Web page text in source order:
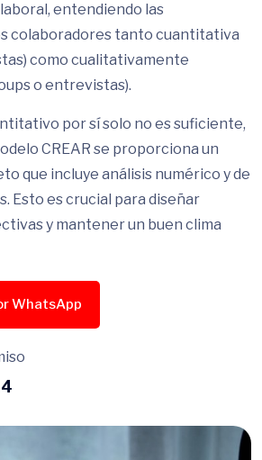
entendiendo las
colaboradores tanto cuantitativa
como cualitativamente
o entrevistas).
por sí solo no es suficiente,
CREAR se proporciona un
que incluye análisis numérico y de
Esto es crucial para diseñar
y mantener un buen clima
WhatsApp